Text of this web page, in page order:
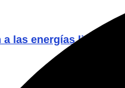
las energías limpias